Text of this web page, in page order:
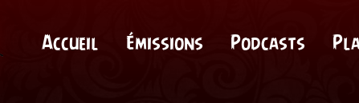
Accueil Émissions Podcasts